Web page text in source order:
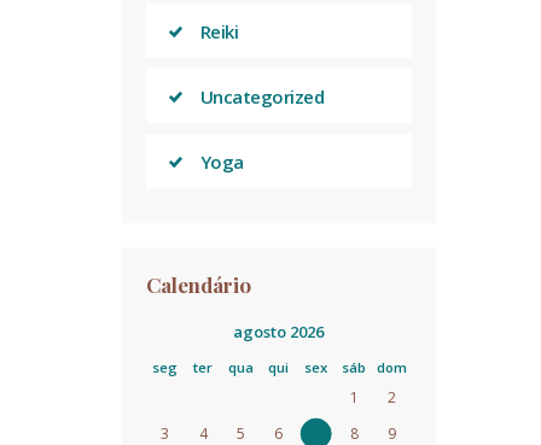
Reiki
Uncategorized
Yoga
Calendário
agosto 2026
seg ter qua qui sex sáb dom
1
2
3
4 5 6 8
9